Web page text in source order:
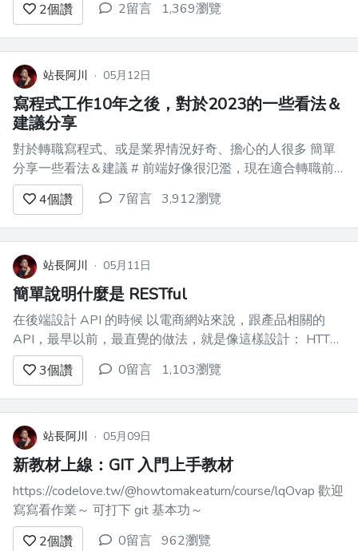
要動手做，而且要做有趣的東西 很多課程設計，在練習作
業的地方，會出一些很無聊的作業 比如說什麼模擬螞蟻走
路，走幾步...
2個讚 2留言 1,369瀏覽
站長阿川 · 05月12日
寫程式工作10年之後，對於2023的一些看法＆
建議分享
對於轉職寫程式、或是業界情況好奇、擔心的人很多 簡單
分享一些看法＆建議 # 前端好像很氾濫，現在適合轉職前
端嗎？ 過去幾年，我指導過很多非本科的朋友入行，幾乎
都是從前端入行（也有少數是從 iphone 開發、網站後端、
資料科學入行） 我都分別問過這些朋友 轉職前的薪資 ...
4個讚 7留言 3,912瀏覽
站長阿川 · 05月11日
簡單說明什麼是 RESTful
在後端設計 API 的時候 以電商網站來說，跟產品相關的
API，最早以前，最直覺的做法，就是像這樣設計： HTTP
GET ``` /get-product ``` HTTP POST ``` /create-product
/update-product ...
3個讚 0留言 1,103瀏覽
站長阿川 · 05月09日
新教材上線：GIT 入門上手教材
https://codelove.tw/@howtomakeaturn/course/lqOvap 歡迎
寫寫看作業～ 可打下 git 基本功～
2個讚 0留言 962瀏覽